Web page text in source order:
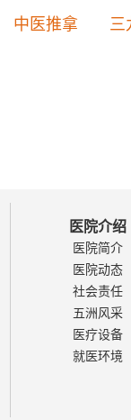
中医推拿 三
医院介绍
医院简介
医院动态
社会责任
五洲风采
医疗设备
就医环境